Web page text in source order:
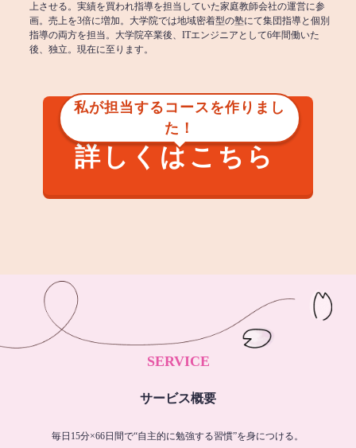
上させる。実績を買われ指導を担当していた家庭教師会社の運営に参
画。売上を3倍に増加。大学院では地域密着型の塾にて集団指導と個別
指導の両方を担当。大学院卒業後、ITエンジニアとして6年間働いた
後、独立。現在に至ります。
私が担当するコースを作りまし
た！
詳しくはこちら
SERVICE
サービス概要
毎日15分×66日間で“自主的に勉強する習慣”を身につける。